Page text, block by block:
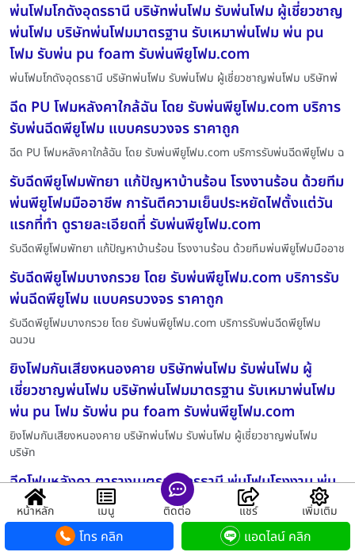
พ่นโฟมโกดังอุดรธานี บริษัทพ่นโฟม รับพ่นโฟม ผู้เชี่ยวชาญ
พ่นโฟม บริษัทพ่นโฟมมาตรฐาน รับเหมาพ่นโฟม พ่น pu
โฟม รับพ่น pu foam รับพ่นพียูโฟม.com
พ่นโฟมโกดังอุดรธานี บริษัทพ่นโฟม รับพ่นโฟม ผู้เชี่ยวชาญพ่นโฟม บริษัทพ่
ฉีด PU โฟมหลังคาใกล้ฉัน โดย รับพ่นพียูโฟม.com บริการ
รับพ่นฉีดพียูโฟม แบบครบวงจร ราคาถูก
ฉีด PU โฟมหลังคาใกล้ฉัน โดย รับพ่นพียูโฟม.com บริการรับพ่นฉีดพียูโฟม ฉ
รับฉีดพียูโฟมพัทยา แก้ปัญหาบ้านร้อน โรงงานร้อน ด้วยทีม
พ่นพียูโฟมมืออาชีพ การันตีความเย็นประหยัดไฟตั้งแต่วัน
แรกที่ทำ ดูรายละเอียดที่ รับพ่นพียูโฟม.com
รับฉีดพียูโฟมพัทยา แก้ปัญหาบ้านร้อน โรงงานร้อน ด้วยทีมพ่นพียูโฟมมืออาช
รับฉีดพียูโฟมบางกรวย โดย รับพ่นพียูโฟม.com บริการรับ
พ่นฉีดพียูโฟม แบบครบวงจร ราคาถูก
รับฉีดพียูโฟมบางกรวย โดย รับพ่นพียูโฟม.com บริการรับพ่นฉีดพียูโฟม
ฉนวน
ยิงโฟมกันเสียงหนองคาย บริษัทพ่นโฟม รับพ่นโฟม ผู้
เชี่ยวชาญพ่นโฟม บริษัทพ่นโฟมมาตรฐาน รับเหมาพ่นโฟม
พ่น pu โฟม รับพ่น pu foam รับพ่นพียูโฟม.com
ยิงโฟมกันเสียงหนองคาย บริษัทพ่นโฟม รับพ่นโฟม ผู้เชี่ยวชาญพ่นโฟม
บริษัท
ฉีดโฟมหลังคา ตารางเมตรละอุดรธานี พ่นโฟมโรงงาน พ่น
โฟมคลังสินค้า พ่นโฟมโกดังสินค้า พ่นโฟมโรงงาน
อุตสาหกรรม ฉนวนกันความร้อนโรงงาน รับพ่นพียู
โฟม.com
หน้าหลัก เมนู ติดต่อ แชร์ เพิ่มเติม
โทร คลิก แอดไลน์ คลิก